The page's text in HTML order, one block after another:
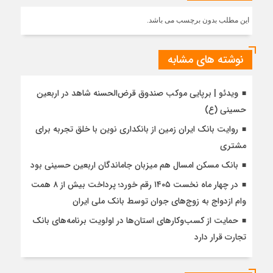
این مطلب بدون برچسب می باشد.
نوشته های مشابه
ویدئو | برپایی موکب صندوق قرض‌الحسنه شاهد در اربعین
حسینی (ع)
روایت بانک ایران زمین از بانکداری نوین با خلق تجربه برای
مشتری
بانک مسکن امسال هم میزبان جاماندگان اربعین حسینی بود
در چهار ماه نخست ۱۴۰۵ رقم خورد؛ پرداخت بیش از ۸ همت
وام ازدواج به زوج‌های جوان توسط بانک ملی ایران
حمایت از کسب‌وکارهای استان‌ها در اولویت برنامه‌های بانک
تجارت قرار دارد